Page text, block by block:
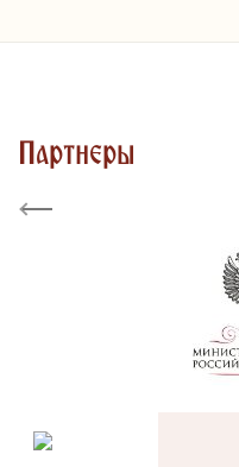
Партнеры
Previous